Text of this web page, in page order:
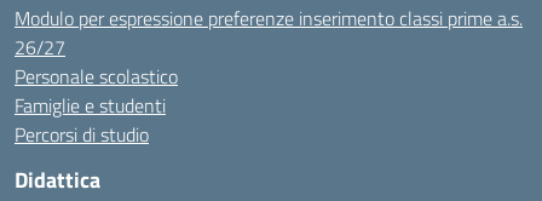
Modulo per espressione preferenze inserimento classi prime a.s.
26/27
Personale scolastico
Famiglie e studenti
Percorsi di studio
Didattica